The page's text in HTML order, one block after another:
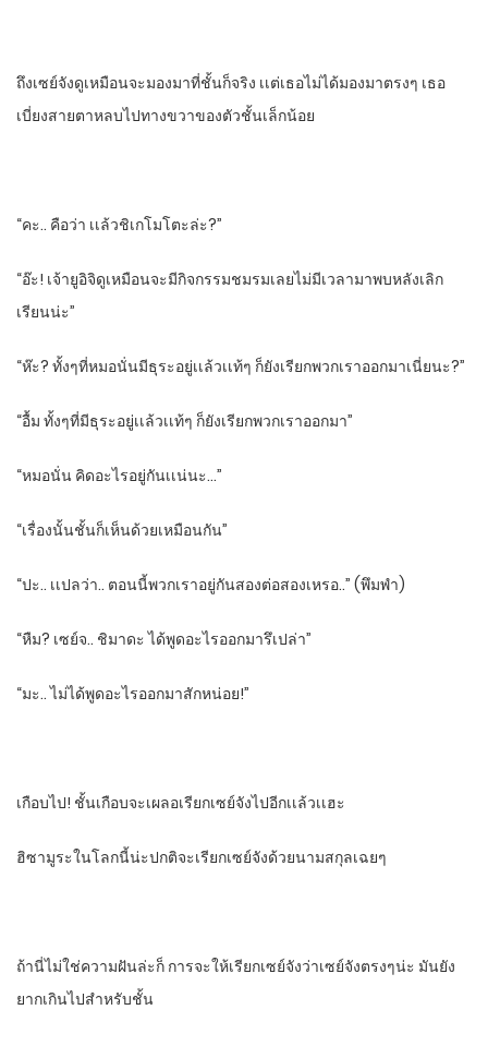
ถึงเซย์จังดูเหมือนจะมองมาที่ชั้นก็จริง​ เเต่เธอไม่ได้มองมาตรงๆ​ เธอ
เบี่ยงสายตาหลบไปทางขวาของตัวชั้นเล็กน้อย
“คะ.. คือว่า​ เเล้วชิเกโมโตะล่ะ?”
“อ๊ะ! เจ้ายูอิจิดูเหมือนจะมีกิจกรรมชมรมเลยไม่มีเวลามาพบหลังเลิก
เรียนน่ะ”
“ห๊ะ? ทั้งๆที่หมอนั่นมีธุระอ​ยู่เเล้วเเท้ๆ​ ก็ยังเรียกพวกเราออกมาเนี่ยนะ?”
“อื้ม​ ทั้งๆที่มีธุระอยู่เเล้วเเท้ๆ​ ก็ยังเรียกพวกเราออกมา”
“หมอนั่น​ คิดอะไรอยู่กันเเน่นะ…”
“เรื่องนั้นชั้นก็เห็นด้วยเหมือนกัน”
“ปะ.. เเปลว่า.. ตอนนี้พวกเราอยู่กันสองต่อสองเหรอ..” (พึมพํา)​
“หืม? เซย์จ.. ชิมาดะ​ ได้พูดอะไรออกมารึเปล่า”
“มะ.. ไม่ได้พูดอะไรออกมาสักหน่อย!”
เกือบไป!​ ชั้นเกือบจะเผลอเรียกเซย์จังไปอีกเเล้วเเฮะ
ฮิซามูระ​ในโลกนี้น่ะ​ปกติจะเรียกเซย์จังด้วยนามสกุลเฉยๆ
ถ้านี่ไม่ใช่ความฝันล่ะก็​ การจะให้เรียกเซย์จังว่าเซย์จังตรงๆน่ะ​ มันยัง
ยากเกินไปสําหรับชั้น